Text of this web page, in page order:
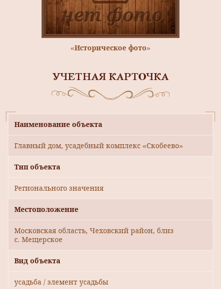
«Историческое фото»
УЧЕТНАЯ КАРТОЧКА
Наименование объекта
Главный дом, усадебный комплекс «Скобеево»
Тип объекта
Регионального значения
Местоположение
Московская область, Чеховский район, близ
с. Мещерское
Вид объекта
усадьба / элемент усадьбы